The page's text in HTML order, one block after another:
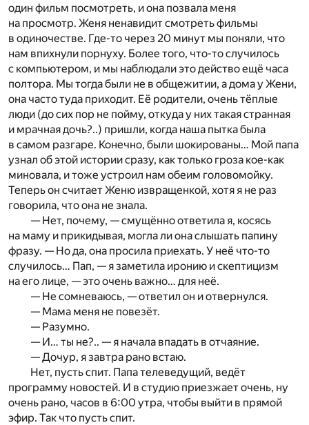
один фильм посмотреть, и она позвала меня
на просмотр. Женя ненавидит смотреть фильмы
в одиночестве. Где-то через 20 минут мы поняли, что
нам впихнули порнуху. Более того, что-то случилось
с компьютером, и мы наблюдали это действо ещё часа
полтора. Мы тогда были не в общежитии, а дома у Жени,
она часто туда приходит. Её родители, очень тёплые
люди (до сих пор не пойму, откуда у них такая странная
и мрачная дочь?..) пришли, когда наша пытка была
в самом разгаре. Конечно, были шокированы… Мой папа
узнал об этой истории сразу, как только гроза кое-как
миновала, и тоже устроил нам обеим головомойку.
Теперь он считает Женю извращенкой, хотя я не раз
говорила, что она не знала.
— Нет, почему, — смущённо ответила я, косясь
на маму и прикидывая, могла ли она слышать папину
фразу. — Но да, она просила приехать. У неё что-то
случилось… Пап, — я заметила иронию и скептицизм
на его лице, — это очень важно… для неё.
— Не сомневаюсь, — ответил он и отвернулся.
— Мама меня не повезёт.
— Разумно.
— И… ты не?.. — я начала впадать в отчаяние.
— Дочур, я завтра рано встаю.
Нет, пусть спит. Папа телеведущий, ведёт
программу новостей. И в студию приезжает очень, ну
очень рано, часов в 6:00 утра, чтобы выйти в прямой
эфир. Так что пусть спит.